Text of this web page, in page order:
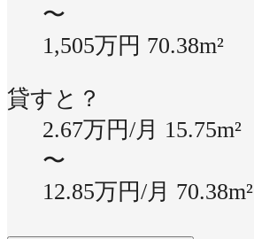
〜
1,505万円 70.38m²
貸すと？
2.67万円/月 15.75m²
〜
12.85万円/月 70.38m²